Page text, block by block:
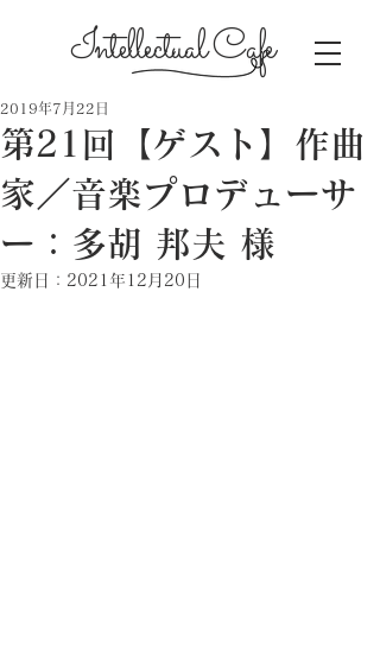
Intellectual Cafe
第21回【ゲスト】作曲
家／音楽プロデューサ
ー：多胡 邦夫 様
2019年7月22日
更新日： 2021年12月20日